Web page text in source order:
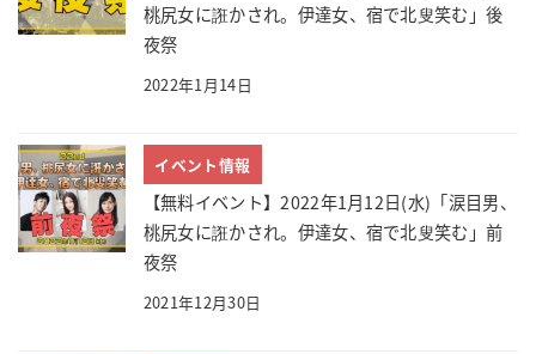
桃尻女に誑かされ。伊達女、宿で北叟笑む」後
夜祭
2022年1月14日
イベント情報
【無料イベント】2022年1月12日(水)「涙目男、
桃尻女に誑かされ。伊達女、宿で北叟笑む」前
夜祭
2021年12月30日